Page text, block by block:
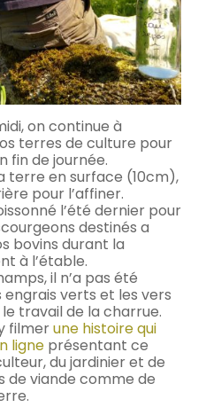
on continue à
terres de culture pour
fin de journée.
terre en surface (10cm),
pour l’affiner.
l’été dernier pour
destinés a
bovins durant la
à l’étable.
il n’a pas été
engrais verts et les vers
travail de la charrue.
filmerune histoire qui
ligneprésentant ce
du jardinier et de
de viande comme de